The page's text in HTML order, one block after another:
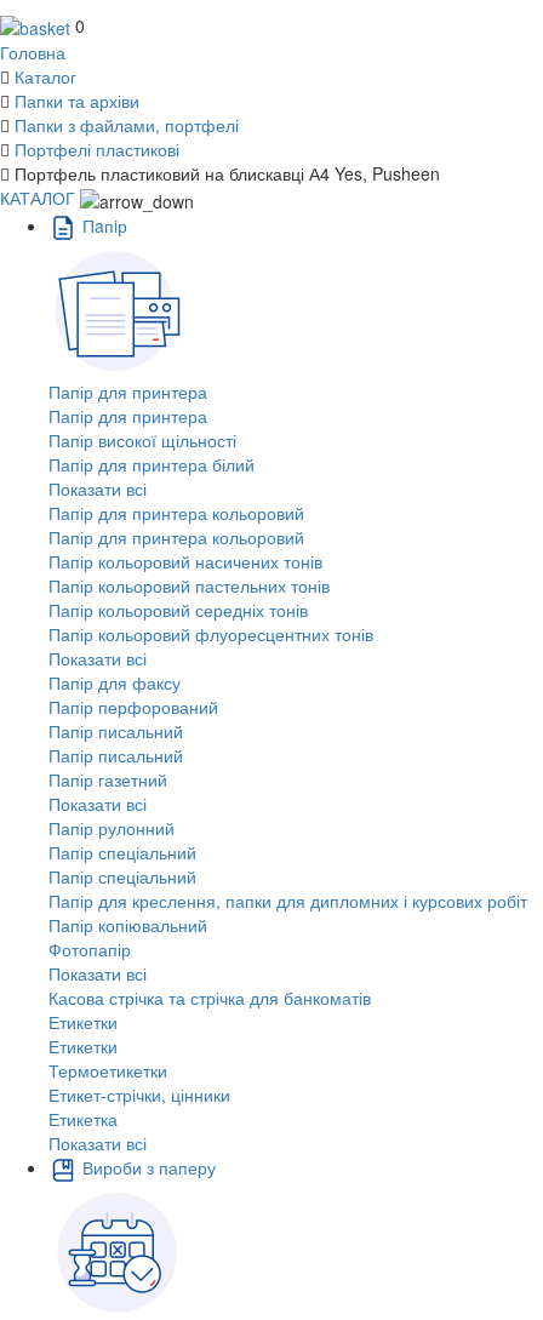
0
Головна
Каталог
Папки та архіви
Папки з файлами, портфелі
Портфелі пластикові
Портфель пластиковий на блискавці А4 Yes, Pusheen
КАТАЛОГ
Пaпiр
Папір для принтера
Папір для принтера
Папір високої щільності
Папір для принтера білий
Показати всі
Папір для принтера кольоровий
Папір для принтера кольоровий
Папір кольоровий насичених тонів
Папір кольоровий пастельних тонів
Папір кольоровий середніх тонів
Папір кольоровий флуоресцентних тонів
Показати всі
Папір для факсу
Папір перфорований
Папір писальний
Папір писальний
Папір газетний
Показати всі
Папір рулонний
Папір спеціальний
Папір спеціальний
Папір для креслення, папки для дипломних і курсових робіт
Папір копіювальний
Фотопапір
Показати всі
Касова стрічка та стрічка для банкоматів
Етикетки
Етикетки
Термоетикетки
Етикет-стрічки, цінники
Етикетка
Показати всі
Вироби з паперу